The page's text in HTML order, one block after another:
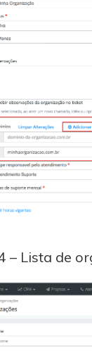
– Lista de